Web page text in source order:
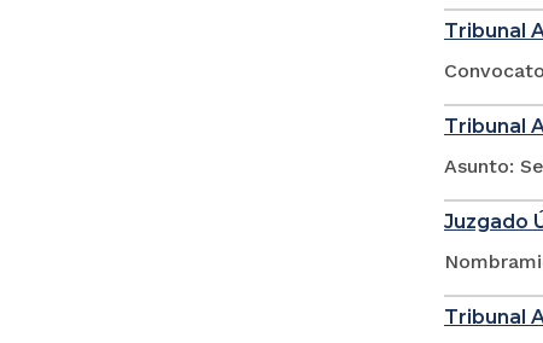
Tribunal
Tribunal
Asunto:
Juzgado
Tribunal